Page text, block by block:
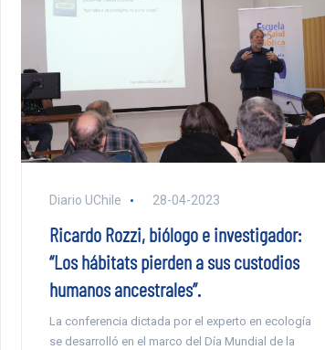
Diario UChile 28-04-2023
Ricardo Rozzi, biólogo e investigador:
“Los hábitats pierden a sus custodios
humanos ancestrales”.
La conferencia dictada por el experto en ecología
se desarrolló en el marco del Día Mundial de la